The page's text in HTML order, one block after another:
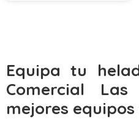
Equipa tu
Comercial
mejores